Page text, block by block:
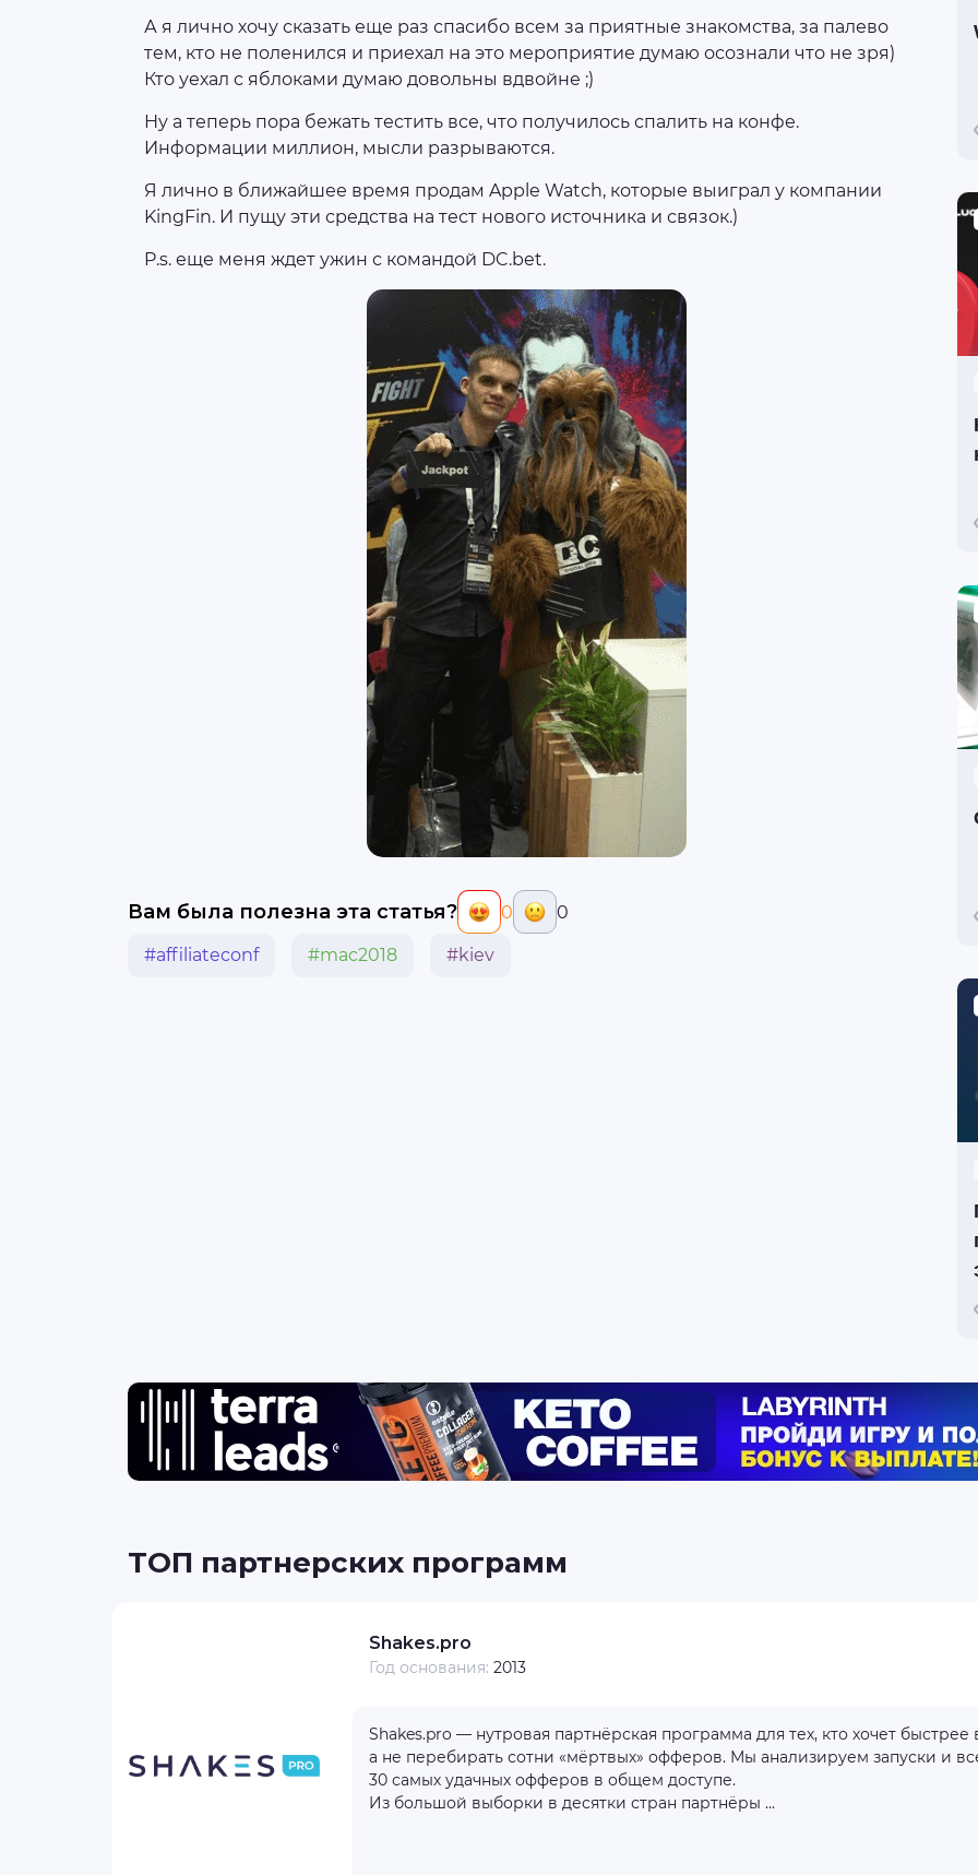
А я лично хочу сказать еще раз спасибо всем за приятные знакомства, за палево
тем, кто не поленился и приехал на это мероприятие думаю осознали что не зря)
Кто уехал с яблоками думаю довольны вдвойне ;)
Ну а теперь пора бежать тестить все, что получилось спалить на конфе.
Информации миллион, мысли разрываются.
Я лично в ближайшее время продам Apple Watch, которые выиграл у компании
KingFin. И пущу эти средства на тест нового источника и связок.)
P.s. еще меня ждет ужин с командой DC.bet.
Вам была полезна эта статья? 0 0
#affiliateconf #mac2018 #kiev
ТОП партнерских программ
Shakes.pro
Год основания: 2013
Shakes.pro — нутровая партнёрская программа для тех, кто хочет быстрее выходить в плюс,
а не перебирать сотни «мёртвых» офферов. Мы анализируем запуски и
30 самых удачных офферов в общем доступе.
Из большой выборки в десятки стран партнёры ...